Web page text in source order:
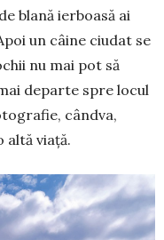
blană ierboasă ai
un câine ciudat se
nu mai pot să
departe spre locul
când­va,
altă viață.